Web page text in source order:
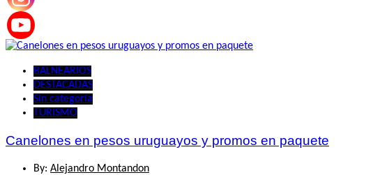
BALNEARIOS
DESTACADAS
Sin categoría
TURISMO
Canelones en pesos uruguayos y promos en paquete
By: Alejandro Montandon